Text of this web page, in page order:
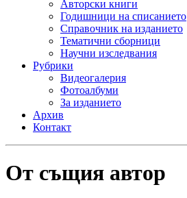
Авторски книги
Годишници на списанието
Справочник на изданието
Тематични сборници
Научни изследвания
Рубрики
Видеогалерия
Фотоалбуми
За изданието
Архив
Контакт
От същия автор